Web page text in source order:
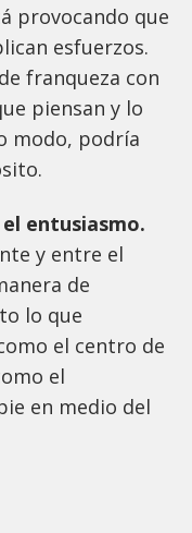
provocando que
esfuerzos.
franqueza con
piensan y lo
modo, podría
entusiasmo.
y entre el
de
lo que
el centro de
el
en medio del